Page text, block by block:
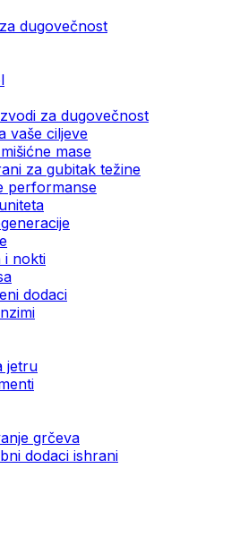
dugovečnost
za dugovečnost
vaše ciljeve
mase
za gubitak težine
performanse
i nokti
dodaci
jetru
grčeva
dodaci ishrani